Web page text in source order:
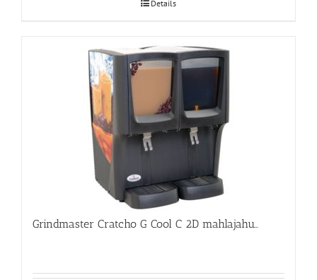
Details
Grindmaster Cratcho G Cool C 2D mahlajahuti